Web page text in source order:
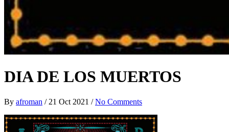
DIA DE LOS MUERTOS
By afroman / 21 Oct 2021 / No Comments